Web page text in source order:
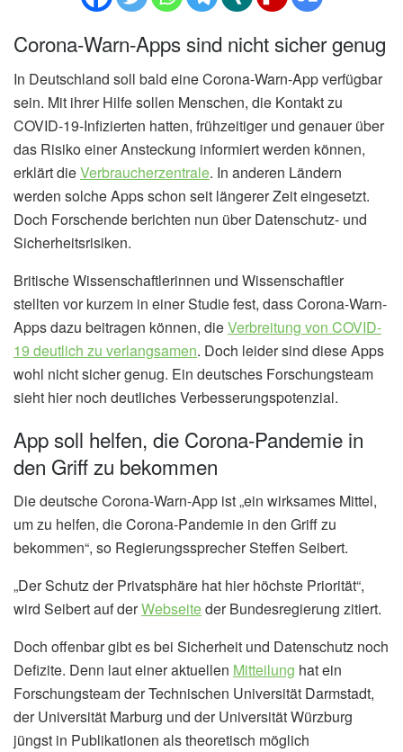
Corona-Warn-Apps sind nicht sicher genug
In Deutschland soll bald eine Corona-Warn-App verfügbar
sein. Mit ihrer Hilfe sollen Menschen, die Kontakt zu
COVID-19-Infizierten hatten, frühzeitiger und genauer über
das Risiko einer Ansteckung informiert werden können,
erklärt dieVerbraucherzentrale. In anderen Ländern
werden solche Apps schon seit längerer Zeit eingesetzt.
Doch Forschende berichten nun über Datenschutz- und
Sicherheitsrisiken.
Britische Wissenschaftlerinnen und Wissenschaftler
stellten vor kurzem in einer Studie fest, dass Corona-Warn-
Apps dazu beitragen können, dieVerbreitung von COVID-
19 deutlich zu verlangsamen. Doch leider sind diese Apps
wohl nicht sicher genug. Ein deutsches Forschungsteam
sieht hier noch deutliches Verbesserungspotenzial.
App soll helfen, die Corona-Pandemie in
den Griff zu bekommen
Die deutsche Corona-Warn-App ist „ein wirksames Mittel,
um zu helfen, die Corona-Pandemie in den Griff zu
bekommen“, so Regierungssprecher Steffen Seibert.
„Der Schutz der Privatsphäre hat hier höchste Priorität“,
wird Seibert auf derWebseiteder Bundesregierung zitiert.
Doch offenbar gibt es bei Sicherheit und Datenschutz noch
Defizite. Denn laut einer aktuellen Mitteilung hat ein
Forschungsteam der Technischen Universität Darmstadt,
der Universität Marburg und der Universität Würzburg
jüngst in Publikationen als theoretisch möglich